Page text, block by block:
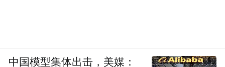
中国模型集体出击，美媒：